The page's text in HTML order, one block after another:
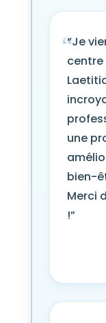
“Je
centre
une
bien-
Merci
!”